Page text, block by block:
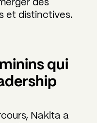
des
et distinctives.
qui
Nakita a